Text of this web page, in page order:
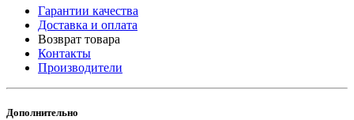
Гарантии качества
Доставка и оплата
Возврат товара
Контакты
Производители
Дополнительно